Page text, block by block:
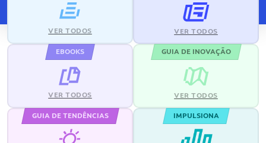
VER TODOS VER TODOS
EBOOKS
VER TODOS
GUIA DE INOVAÇÃO
VER TODOS
GUIA DE TENDÊNCIAS IMPULSIONA